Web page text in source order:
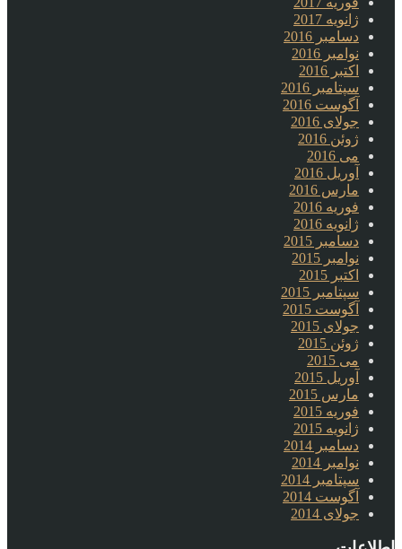
ژانویه 2017
دسامبر 2016
نوامبر 2016
اکتبر 2016
سپتامبر 2016
آگوست 2016
جولای 2016
ژوئن 2016
می 2016
آوریل 2016
مارس 2016
فوریه 2016
ژانویه 2016
دسامبر 2015
نوامبر 2015
اکتبر 2015
سپتامبر 2015
آگوست 2015
جولای 2015
ژوئن 2015
می 2015
آوریل 2015
مارس 2015
فوریه 2015
ژانویه 2015
دسامبر 2014
نوامبر 2014
سپتامبر 2014
آگوست 2014
جولای 2014